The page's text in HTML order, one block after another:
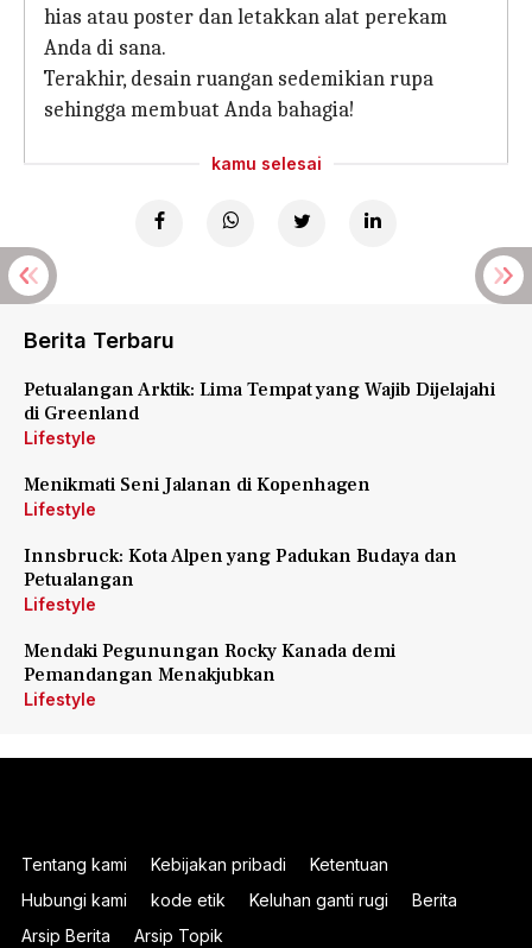
hias atau poster dan letakkan alat perekam
Anda di sana.
Terakhir, desain ruangan sedemikian rupa
sehingga membuat Anda bahagia!
kamu selesai
Berita Terbaru
Petualangan Arktik: Lima Tempat yang Wajib Dijelajahi
di Greenland
Lifestyle
Menikmati Seni Jalanan di Kopenhagen
Lifestyle
Innsbruck: Kota Alpen yang Padukan Budaya dan
Petualangan
Lifestyle
Mendaki Pegunungan Rocky Kanada demi
Pemandangan Menakjubkan
Lifestyle
Tentang kami Kebijakan pribadi
Ketentuan
Hubungi kami
kode etik Keluhan ganti rugi
Berita
Arsip Berita
Arsip Topik